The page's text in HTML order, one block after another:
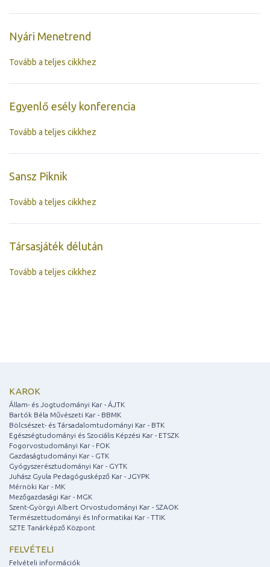
Nyári Menetrend
Tovább a teljes cikkhez
Egyenlő esély konferencia
Tovább a teljes cikkhez
Sansz Piknik
Tovább a teljes cikkhez
Társasjáték délután
Tovább a teljes cikkhez
KAROK
Állam- és Jogtudományi Kar - ÁJTK
Bartók Béla Művészeti Kar - BBMK
Bölcsészet- és Társadalomtudományi Kar - BTK
Egészségtudományi és Szociális Képzési Kar - ETSZK
Fogorvostudományi Kar - FOK
Gazdaságtudományi Kar - GTK
Gyógyszerésztudományi Kar - GYTK
Juhász Gyula Pedagógusképző Kar - JGYPK
Mérnöki Kar - MK
Mezőgazdasági Kar - MGK
Szent-Györgyi Albert Orvostudományi Kar - SZAOK
Természettudományi és Informatikai Kar - TTIK
SZTE Tanárképző Központ
FELVÉTELI
Felvételi információk